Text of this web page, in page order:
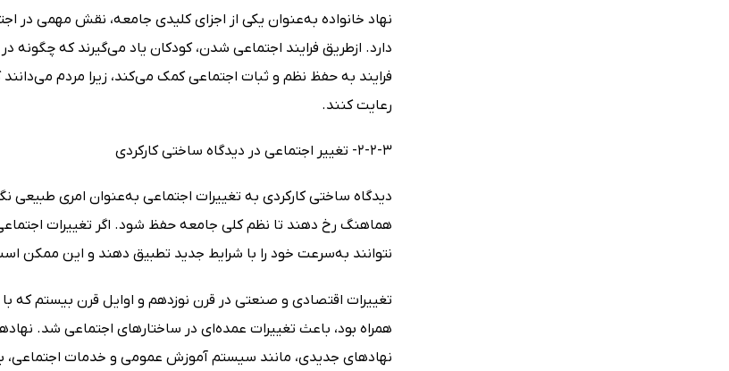
نهاد خانواده به‌عنوان یکی از اجزای کلیدی جامعه، نقش مهمی در
دارد. ازطریق فرایند اجتماعی شدن، کودکان یاد می‌گیرند که چگونه
فرایند به حفظ نظم و ثبات اجتماعی کمک می‌کند، زیرا مردم
رعایت کنند.
2-2-3- تغییر اجتماعی در دیدگاه ساختی کارکردی
دیدگاه ساختی کارکردی به تغییرات اجتماعی به‌عنوان امری طبیعی
هماهنگ رخ دهند تا نظم کلی جامعه حفظ شود. اگر تغییرات
نتوانند به‌سرعت خود را با شرایط جدید تطبیق دهند و این ممکن
تغییرات اقتصادی و صنعتی در قرن نوزدهم و اوایل قرن بیستم که
همراه بود، باعث تغییرات عمده‌ای در ساختارهای اجتماعی شد.
نهادهای جدیدی، مانند سیستم آموزش عمومی و خدمات اجتماعی،